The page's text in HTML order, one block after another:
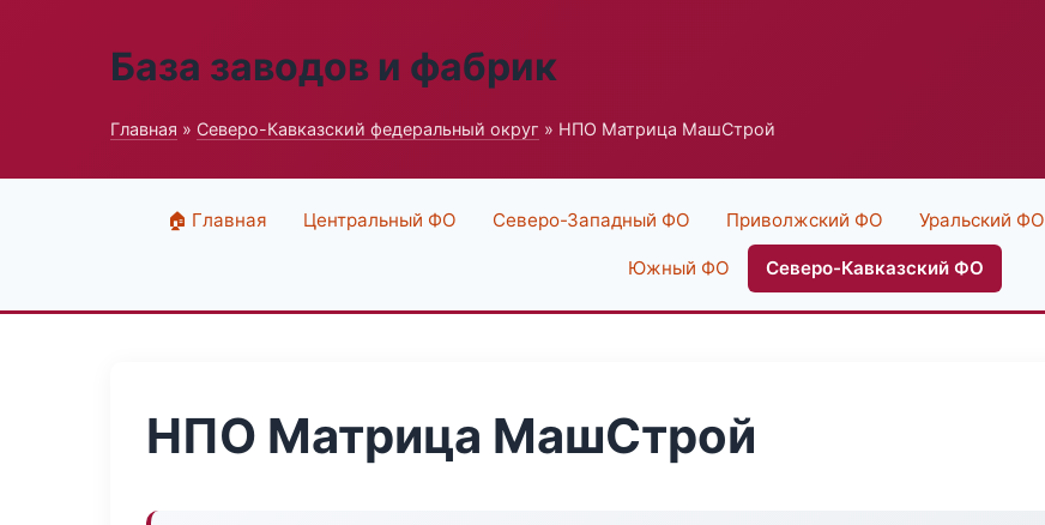
База заводов и фабрик
Главная » Северо-Кавказский федеральный округ » НПО Матрица МашСтрой
🏠 Главная Центральный ФО Северо-Западный ФО Приволжский ФО Уральский ФО
Южный ФО Северо-Кавказский ФО
НПО Матрица МашСтрой